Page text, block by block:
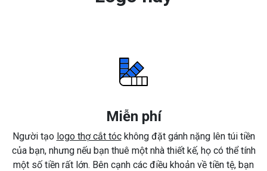
Miễn phí
Người tạo logo thợ cắt tóckhông đặt gánh nặng lên túi tiền
của bạn, nhưng nếu bạn thuê một nhà thiết kế, họ có thể tính
một số tiền rất lớn. Bên cạnh các điều khoản về tiền tệ, bạn